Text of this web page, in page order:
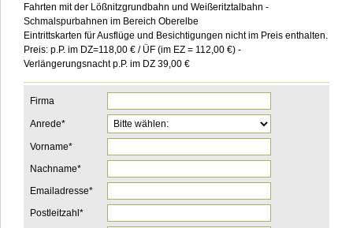
Fahrten mit der Lößnitzgrundbahn und Weißeritztalbahn -
Schmalspurbahnen im Bereich Oberelbe
Eintrittskarten für Ausflüge und Besichtigungen nicht im Preis enthalten.
Preis: p.P. im DZ=118,00 € / ÜF (im EZ = 112,00 €) -
Verlängerungsnacht p.P. im DZ 39,00 €
Firma
Pflichtfeld
Anrede*
Pflichtfeld
Vorname*
Pflichtfeld
Nachname*
Pflichtfeld
Emailadresse*
Pflichtfeld
Postleitzahl *